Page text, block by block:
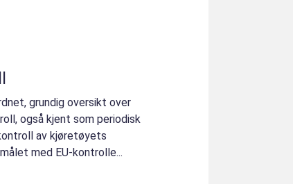
grundig oversikt over
også kjent som periodisk
av kjøretøyets
med EU-kontrolle...